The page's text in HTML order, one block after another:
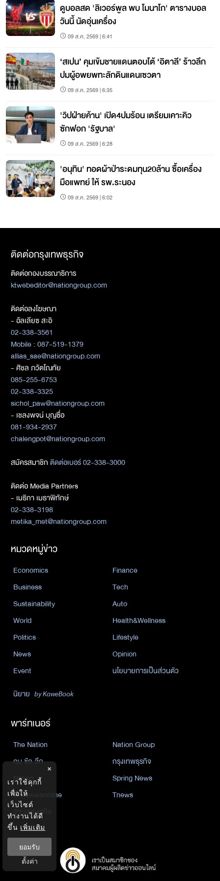
ดูบอลสด 'ลิเวอร์พูล พบ โมนาโก' ตารางบอล
วันนี้ นัดอุ่นเครื่อง
09 ส.ค. 2569 | 6:41
‘สเปน’ คุมเข้มชายแดนตอบโต้ ‘อิตาลี’ ร้าวลึก
ปมผู้อพยพทะลักดินแดนเซวตา
09 ส.ค. 2569 | 6:35
'วิปฝ่ายค้าน' เปิด4ปมร้อน เตรียมเคาะคิว
ซักฟอก 'รัฐบาล'
09 ส.ค. 2569 | 6:28
'อนุทิน' ทอดผ้าป่าระดมทุน20ล้าน ซื้อเครื่อง
มือแพทย์ ให้ รพ.ระนอง
09 ส.ค. 2569 | 6:02
ติดต่อกรุงเทพธุรกิจ
ติดต่อกองบรรณาธิการ
ktwebeditor@nationgroup.com
ติดต่อลงโฆษณา
- อัลเลียซ สะอิ
02-338-3561
Mobile : 087-519-1379
allias_sae@nationgroup.com
- ศิชล ภวัตโณทัย
085-255-6753
02-338-3325
sichol_paw@nationgroup.com
- เชลงพจน์ บุญซื่อ
081-934-2937
chalengpot@nationgroup.com
สมัครสมาชิกติดต่อเบอร์ 02-338-3000
ติดต่อ Media Partners
- เมธิกา เมธาพิทักษ์
02-338-3198
metika_met@nationgroup.com
หมวดหมู่ข่าว
Economics
Finance
Business
Tech
Sustainability
Auto
World
Health&Wellness
Politics
Lifestyle
News
Opinion
Event
นโยบายการเป็นส่วนตัว
นิยาย by KaweBook
พาร์ทเนอร์
The Nation
Nation Group
คม ชัด ลึก
กรุงเทพธุรกิจ
Nation
Spring News
Thainewsonline
Tnews
ฐานเศรษฐกิจ
×
เราใช้คุกกี้
เพื่อให้
เว็บไซต์
ทำงานได้ดี
ขึ้น เพิ่มเติม
ยอมรับ
ตั้งค่า